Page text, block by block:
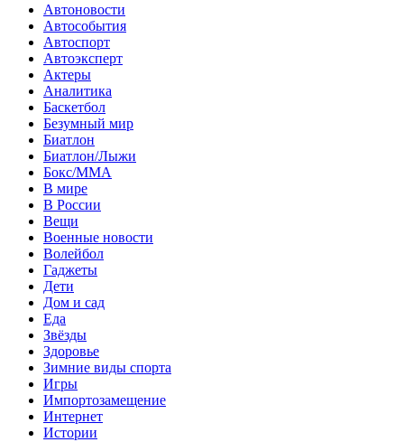
Автоновости
Автособытия
Автоспорт
Автоэксперт
Актеры
Аналитика
Баскетбол
Безумный мир
Биатлон
Биатлон/Лыжи
Бокс/MMA
В мире
В России
Вещи
Военные новости
Волейбол
Гаджеты
Дети
Дом и сад
Еда
Звёзды
Здоровье
Зимние виды спорта
Игры
Импортозамещение
Интернет
Истории